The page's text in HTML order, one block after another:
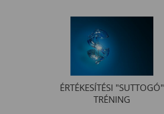
ÉRTÉKESÍTÉSI "SUTTOGÓ"
TRÉNING